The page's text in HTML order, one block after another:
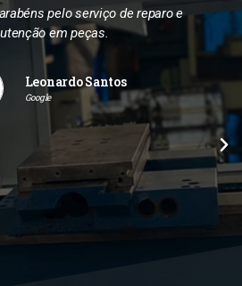
qualificado e educados
Fatima Lambert
Google